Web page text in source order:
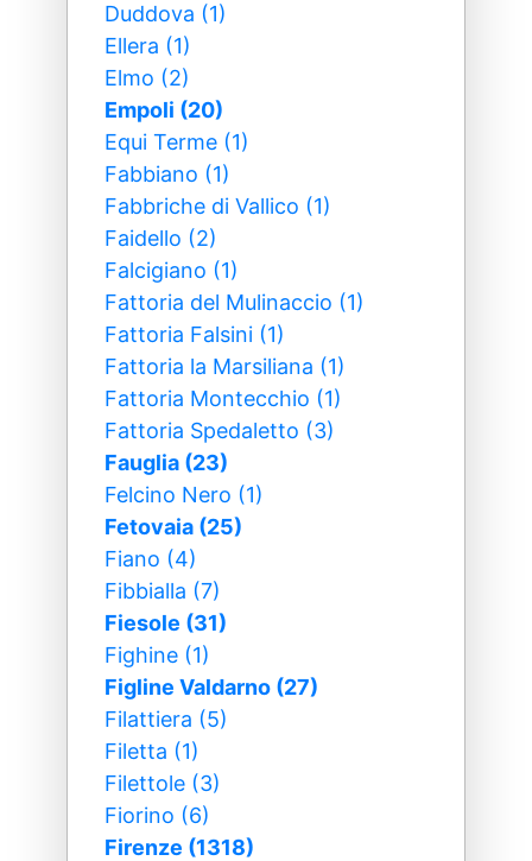
Duddova (1)
Ellera (1)
Elmo (2)
Empoli (20)
Equi Terme (1)
Fabbiano (1)
Fabbriche di Vallico (1)
Faidello (2)
Falcigiano (1)
Fattoria del Mulinaccio (1)
Fattoria Falsini (1)
Fattoria la Marsiliana (1)
Fattoria Montecchio (1)
Fattoria Spedaletto (3)
Fauglia (23)
Felcino Nero (1)
Fetovaia (25)
Fiano (4)
Fibbialla (7)
Fiesole (31)
Fighine (1)
Figline Valdarno (27)
Filattiera (5)
Filetta (1)
Filettole (3)
Fiorino (6)
Firenze (1318)